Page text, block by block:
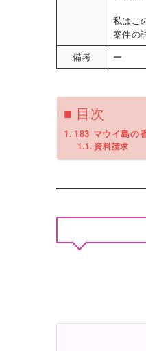
私はこ
案件の
備考
ー
■ 目次
183 マウイ島の
資料請求